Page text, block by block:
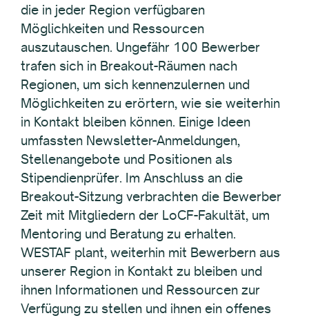
die in jeder Region verfügbaren
Möglichkeiten und Ressourcen
auszutauschen. Ungefähr 100 Bewerber
trafen sich in Breakout-Räumen nach
Regionen, um sich kennenzulernen und
Möglichkeiten zu erörtern, wie sie weiterhin
in Kontakt bleiben können. Einige Ideen
umfassten Newsletter-Anmeldungen,
Stellenangebote und Positionen als
Stipendienprüfer. Im Anschluss an die
Breakout-Sitzung verbrachten die Bewerber
Zeit mit Mitgliedern der LoCF-Fakultät, um
Mentoring und Beratung zu erhalten.
WESTAF plant, weiterhin mit Bewerbern aus
unserer Region in Kontakt zu bleiben und
ihnen Informationen und Ressourcen zur
Verfügung zu stellen und ihnen ein offenes